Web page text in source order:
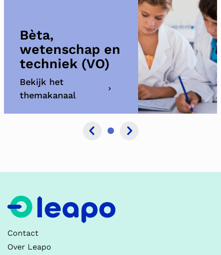
Bèta,
wetenschap en
techniek (VO)
Bekijk het
themakanaal
Contact
Over Leapo